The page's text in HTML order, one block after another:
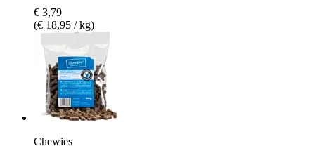
€ 3,79
(€ 18,95 / kg)
Chewies